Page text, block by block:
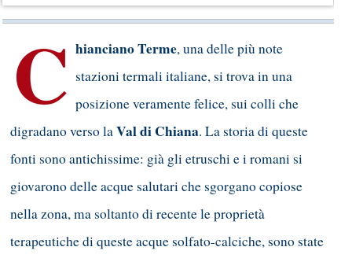
C hianciano Terme, una delle più note
stazioni termali italiane, si trova in una
posizione veramente felice, sui colli che
digradano verso laVal di Chiana. La storia di queste
fonti sono antichissime: già gli etruschi e i romani si
giovarono delle acque salutari che sgorgano copiose
nella zona, ma soltanto di recente le proprietà
terapeutiche di queste acque solfato-calciche, sono state